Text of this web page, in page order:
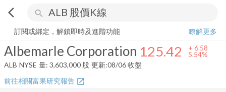
arrow_back_ios search
Albemarle Corporation 125.42+
訂閱或綁定，解鎖即時及進階功能
瞭解更多
Albemarle Corporation 125.42 + 6.58
5.54%
ALB NYSE 量: 3,603,000 股 更新:08/06 收盤
前往相關富果研究報告 open_in_new